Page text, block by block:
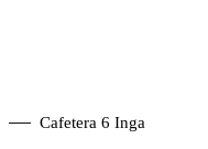
Cafetera 6 Inga